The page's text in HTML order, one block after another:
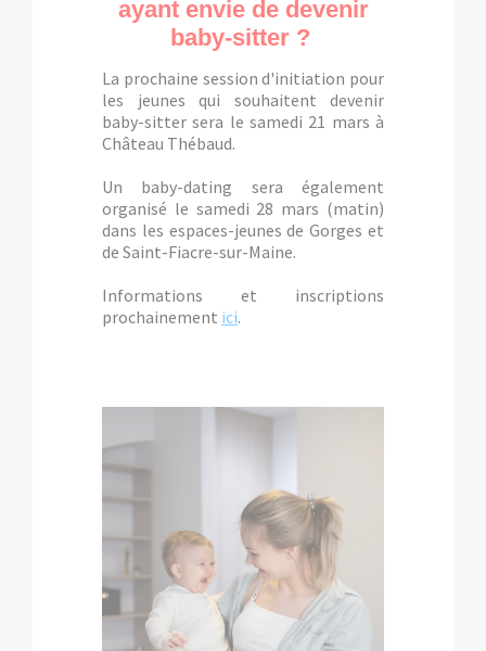
ayant envie de devenir
baby-sitter ?
La prochaine session d'initiation pour
les jeunes qui souhaitent devenir
baby-sitter sera le samedi 21 mars à
Château Thébaud.
Un baby-dating sera également
organisé le samedi 28 mars (matin)
dans les espaces-jeunes de Gorges et
de Saint-Fiacre-sur-Maine.
Informations et inscriptions
prochainement ici.